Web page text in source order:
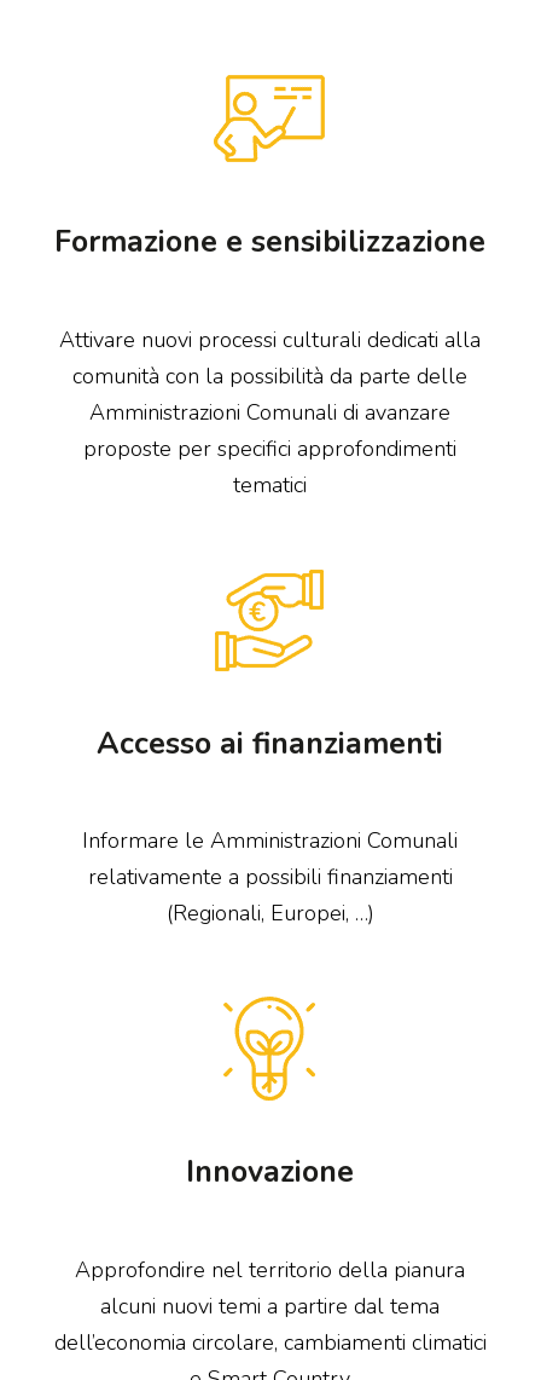
Formazione e sensibilizzazione
Attivare nuovi processi culturali dedicati alla
comunità con la possibilità da parte delle
Amministrazioni Comunali di avanzare
proposte per specifici approfondimenti
tematici
Accesso ai finanziamenti
Informare le Amministrazioni Comunali
relativamente a possibili finanziamenti
(Regionali, Europei, …)
Innovazione
Approfondire nel territorio della pianura
alcuni nuovi temi a partire dal tema
dell’economia circolare, cambiamenti climatici